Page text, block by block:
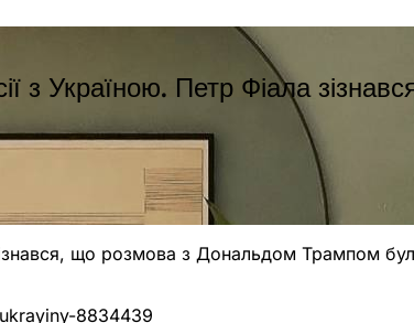
з Україною. Петр Фіала
що розмова з Дональдом Трампом
8834439